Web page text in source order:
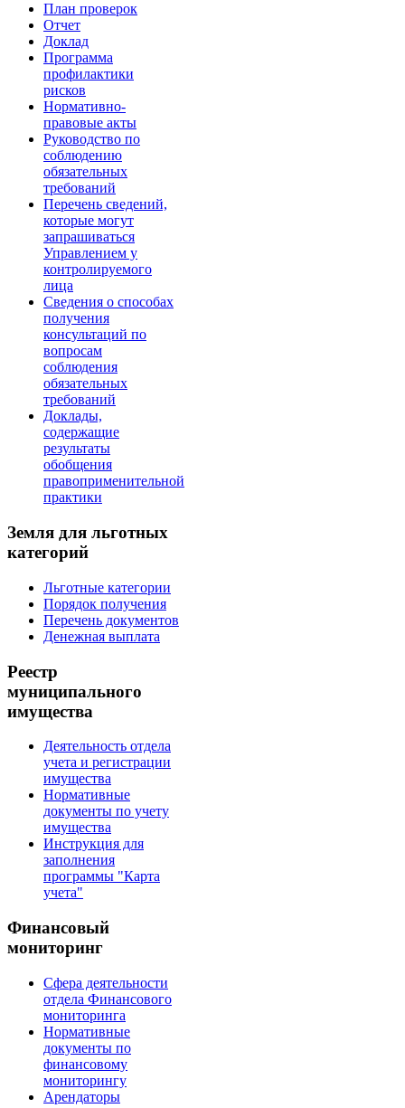
План проверок
Отчет
Доклад
Программа
профилактики
рисков
Нормативно-
правовые акты
Руководство по
соблюдению
обязательных
требований
Перечень сведений,
которые могут
запрашиваться
Управлением у
контролируемого
лица
Сведения о способах
получения
консультаций по
вопросам
соблюдения
обязательных
требований
Доклады,
содержащие
результаты
обобщения
правоприменительной
практики
Земля для льготных
категорий
Льготные категории
Порядок получения
Перечень документов
Денежная выплата
Реестр
муниципального
имущества
Деятельность отдела
учета и регистрации
имущества
Нормативные
документы по учету
имущества
Инструкция для
заполнения
программы "Карта
учета"
Финансовый
мониторинг
Сфера деятельности
отдела Финансового
мониторинга
Нормативные
документы по
финансовому
мониторингу
Арендаторы